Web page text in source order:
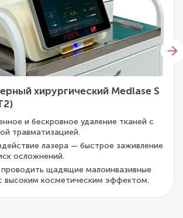
хирургический Medlase S
и бескровное удаление тканей с
травматизацией.
лазера — быстрое заживление
осложнений.
проводить щадящие малоинвазивные
высоким косметическим эффектом.